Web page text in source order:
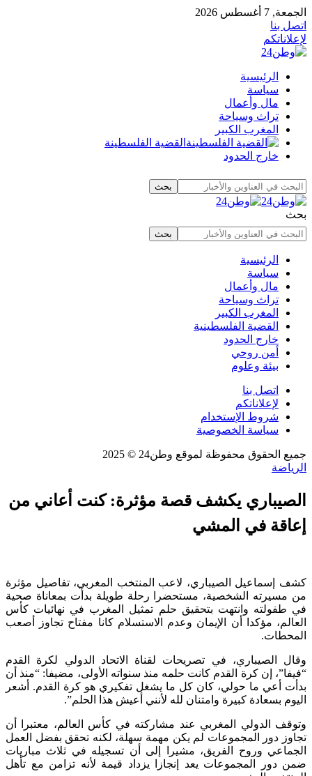
الجمعة, 7 أغسطس 2026
اتصل بنا
لإعلاناتكم
الرئيسية
سياسة
مال وأعمال
تراث وسياحة
المغرب الكبير
القضية الفلسطينة
خارج الحدود
بحث
الرئيسية
سياسة
مال وأعمال
تراث وسياحة
المغرب الكبير
القضية الفلسطينية
خارج الحدود
أمن روحي
بيئة وعلوم
اتصل بنا
لإعلاناتكم
شروط الإستخدام
سياسة الخصوصية
جميع الحقوق محفوظة لموقع وطن24 © 2025
الرياضة
الصيباري يكشف قصة مؤثرة: كنت أعاني من
إعاقة في المشي
كشف إسماعيل الصيباري، لاعب المنتخب المغربي، تفاصيل مؤثرة
من مسيرته الشخصية، مستحضرا رحلة طويلة بدأت بمعاناة صحية
في طفولته وانتهت بتحقيق حلم تمثيل المغرب في نهائيات كأس
العالم، مؤكدا أن الإيمان وعدم الاستسلام كانا مفتاح تجاوز أصعب
المحطات.
وقال الصيباري، في تصريحات لقناة الاتحاد الدولي لكرة القدم
“فيفا”، إن كرة القدم كانت حلمه منذ سنواته الأولى، مضيفا: “منذ أن
بدأت أعي ما حولي، كان كل ما يشغل تفكيري هو كرة القدم. أشعر
اليوم بسعادة كبيرة وامتنان لله لأنني أعيش هذا الحلم”.
وتوقف الدولي المغربي عند مشاركته في كأس العالم، معتبرا أن
تجاوز دور المجموعات لم يكن مهمة سهلة، لكنه تحقق بفضل العمل
الجماعي وروح الفريق، مشيرا إلى أن تسجيله في ثلاث مباريات
ضمن دور المجموعات يعد إنجازا يزداد قيمة لأنه تزامن مع تأهل